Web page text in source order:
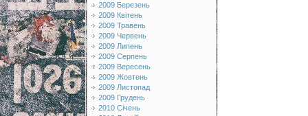
2009 Березень
2009 Квітень
2009 Травень
2009 Червень
2009 Липень
2009 Серпень
2009 Вересень
2009 Жовтень
2009 Листопад
2009 Грудень
2010 Січень